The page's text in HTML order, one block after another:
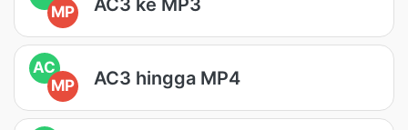
MP
AC
MP
AC3 hingga MP4